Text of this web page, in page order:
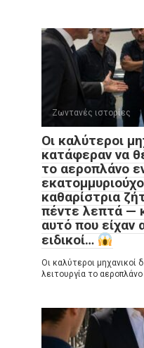
Ζωντανές ιστορίες
Οι καλύτεροι
κατάφεραν να
το αεροπλάνο
καθαρίστρια
πέντε λεπτά —
αυτό που είχαν
ειδικοί…
Οι καλύτεροι μηχανικοί
λειτουργία το